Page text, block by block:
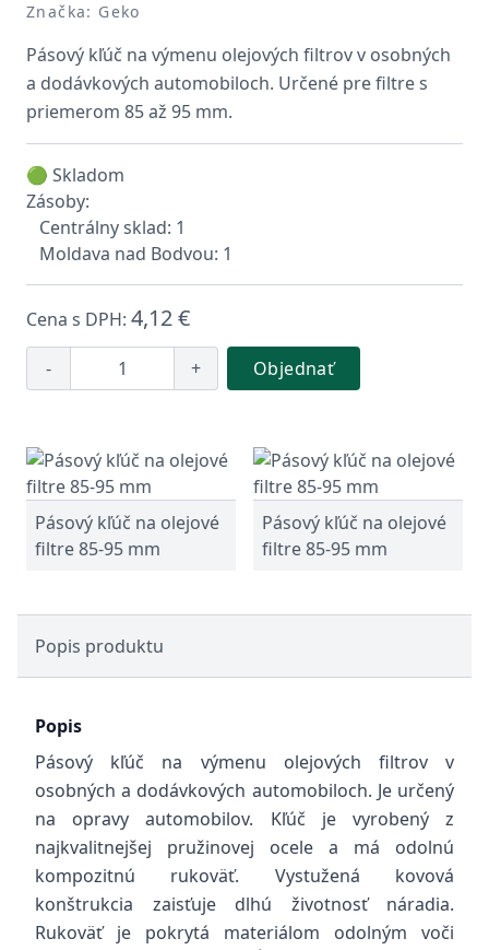
Značka: Geko
Pásový kľúč na výmenu olejových filtrov v osobných
a dodávkových automobiloch. Určené pre filtre s
priemerom 85 až 95 mm.
🟢 Skladom
Zásoby:
Centrálny sklad: 1
Moldava nad Bodvou: 1
Cena s DPH: 4,12 €
- + Objednať
Pásový kľúč na olejové
filtre 85-95 mm
Pásový kľúč na olejové
filtre 85-95 mm
Popis produktu
Popis
Pásový kľúč na výmenu olejových filtrov v
osobných a dodávkových automobiloch. Je určený
na opravy automobilov. Kľúč je vyrobený z
najkvalitnejšej pružinovej ocele a má odolnú
kompozitnú rukoväť. Vystužená kovová
konštrukcia zaisťuje dlhú životnosť náradia.
Rukoväť je pokrytá materiálom odolným voči